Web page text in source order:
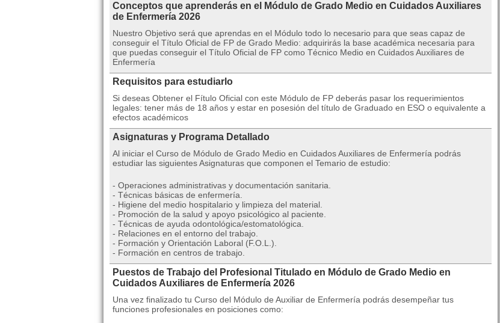
Conceptos que aprenderás en el Módulo de Grado Medio en Cuidados Auxiliares
de Enfermería 2026
Nuestro Objetivo será que aprendas en el Módulo todo lo necesario para que seas capaz de
conseguir el Título Oficial de FP de Grado Medio: adquirirás la base académica necesaria para
que puedas conseguir el Título Oficial de FP como Técnico Medio en Cuidados Auxiliares de
Enfermería
Requisitos para estudiarlo
Si deseas Obtener el Fítulo Oficial con este Módulo de FP deberás pasar los requerimientos
legales: tener más de 18 años y estar en posesión del título de Graduado en ESO o equivalente a
efectos académicos
Asignaturas y Programa Detallado
Al iniciar el Curso de Módulo de Grado Medio en Cuidados Auxiliares de Enfermería podrás
estudiar las siguientes Asignaturas que componen el Temario de estudio:
- Operaciones administrativas y documentación sanitaria.
- Técnicas básicas de enfermería.
- Higiene del medio hospitalario y limpieza del material.
- Promoción de la salud y apoyo psicológico al paciente.
- Técnicas de ayuda odontológica/estomatológica.
- Relaciones en el entorno del trabajo.
- Formación y Orientación Laboral (F.O.L.).
- Formación en centros de trabajo.
Puestos de Trabajo del Profesional Titulado en Módulo de Grado Medio en
Cuidados Auxiliares de Enfermería 2026
Una vez finalizado tu Curso del Módulo de Auxiliar de Enfermería podrás desempeñar tus
funciones profesionales en posiciones como: